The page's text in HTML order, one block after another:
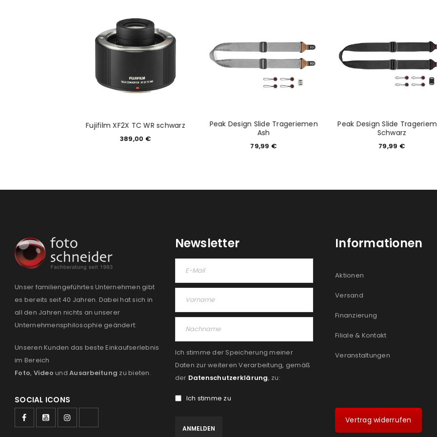
ANMELDEN
Ja, ich möchte ein
Datenschutzerklärung *
Fujifilm XF2X TC WR schwarz
389,00 €
Peak Design Slide Trageriemen
Ash
79,99 €
Peak Design Slide
Schwarz
79,99 €
Unser familiengeführtes Unternehmen gibt
es bereits seit 40 Jahren. Dabei hat sich in
all den Jahren nichts an unserer
Unternehmensphilosophie geändert:
Unseren Kunden das beste Einkaufserlebnis
im Bereich
Foto, Video und Ausarbeitung zu bieten.
SOCIAL ICONS
Newsletter
Ich stimme der Speicherung meiner
Daten zur weiteren Verarbeitung, gemäß
der Datenschutzerklärung, zu:
Ich stimme zu
Informationen
Aktionen
Versand
Finanzierung
Filiale & Kontakt
Veranstaltungen
Vertrag widerrufen